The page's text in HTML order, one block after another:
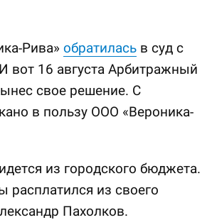
Рива» обратиласьв суд с
16 августа Арбитражный
свое решение. С
в пользу ООО «Вероника-
из городского бюджета.
расплатился из своего
Пахолков.